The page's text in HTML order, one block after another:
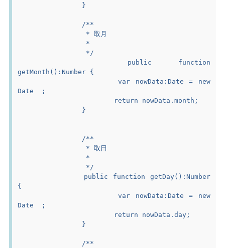
		}
		/**
		 * 取月
		 *
		 */
getMonth():Number {
Date  ;
			return nowData.month;
		}
		/**
		 * 取日
		 *
		 */
{
Date  ;
			return nowData.day;
		}
		/**